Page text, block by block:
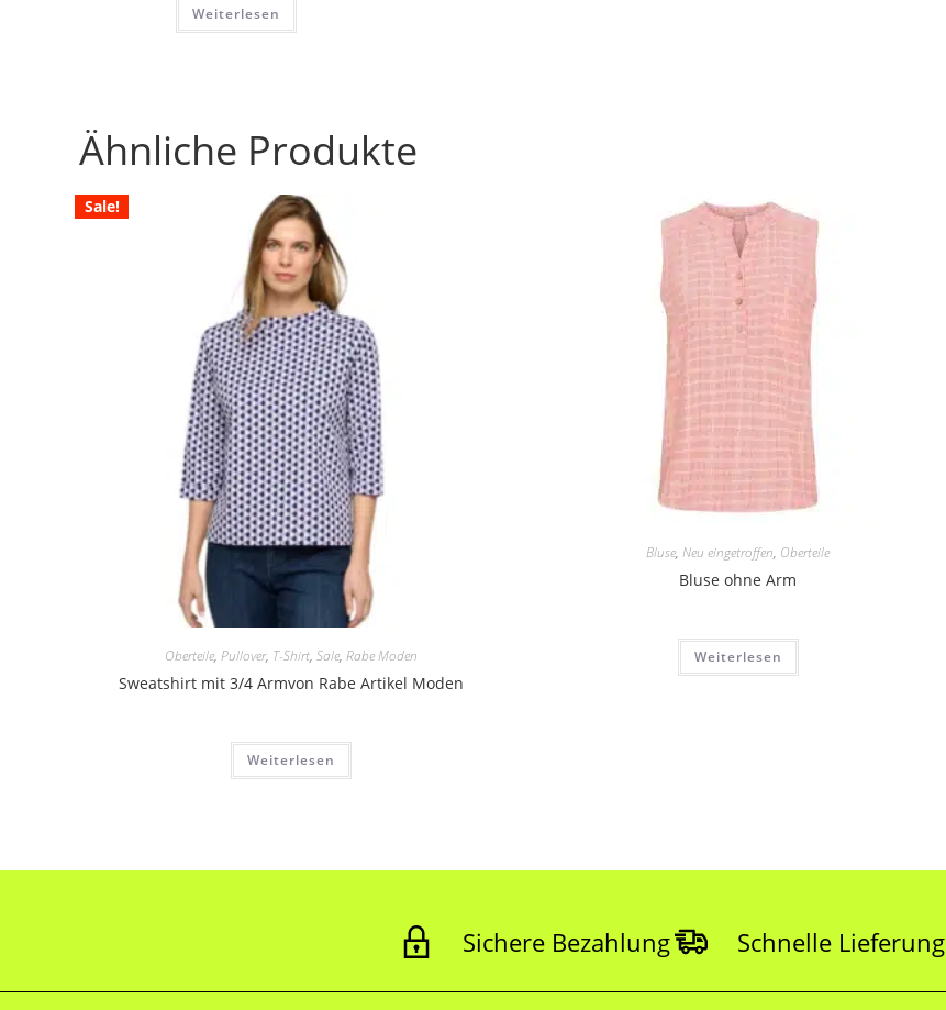
Weiterlesen
Ähnliche Produkte
Sale!
Oberteile,Pullover, T-Shirt,Sale,Rabe Moden
Sweatshirt mit 3/4 Armvon Rabe Artikel Moden
Weiterlesen
Bluse,Neu eingetroffen, Oberteile
Bluse ohne Arm
Weiterlesen
Sichere Bezahlung Schnelle Lieferung